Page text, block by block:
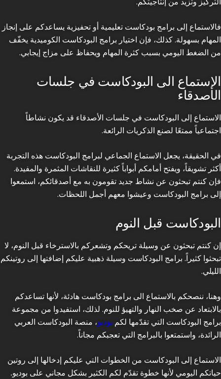
فالاستماع إلى برامج بودكاست تعليمية أو تحفيزية يساعدكم على إنجاز
المهام بسهولة. كذلك، فإن اختيار برامج البودكاست الكوميدية يخفّف
من الضغط اليومي بسبب كثرة المهام ويحفاظ على مزاج إيجابي.
الاستماع الى البودكاست في جلسات
الأصدقاء
الاستماع إلى البودكاست في جلسات الأصدقاء قد يكون نشاطاً
اجتماعياً ممتعًا لصنع الذكريات الرائعة.
في الحقيقة، يجعل الاستماع الجماعي لبرامج البودكاست هذه التجربة
أكثر تشويقاً، ويفتح أمامكم أبواباً كثيرة للنقاشات المثمرة والمفيدة.
فإن كنتم تبحثون عن نشاط جديد تقومون به مع أصدقائكم، استمعوا
إلى برامج البودكاست وعيشوا معهم أجمل اللحظات.
البودكاست قبل النوم
إن كنتم تبحثون عن وسيلة تريحكم وتشعركم بالاسترخاء قبل النوم، لا
تبحثوا كثيراً. برامج البودكاست وسيلة ذهبية عليكم إضافتها إلى روتينكم
الليلي.
وهنا، ننصحكم بالاستماع الى برامج بودكاست هادئة، لأنها تساعدكم
بالابتعاد عن صخب النهار والتهيؤ للنوم. لذلك، استفيدوا من مجموعة
برامج البودكاست التي تقدّمها لكم بوديو، منصة البودكاست العربي
الرائدة، واستمتعوا بالبرامج التي تعجبكم مجاناً.
الاستماع إلى البودكاست من الخطوات التي عليكم إدخالها إلى روتين
حياتكم اليومي لأنها خطوة تقدّم لكم الكثير بشكل مجاني على بوديو.